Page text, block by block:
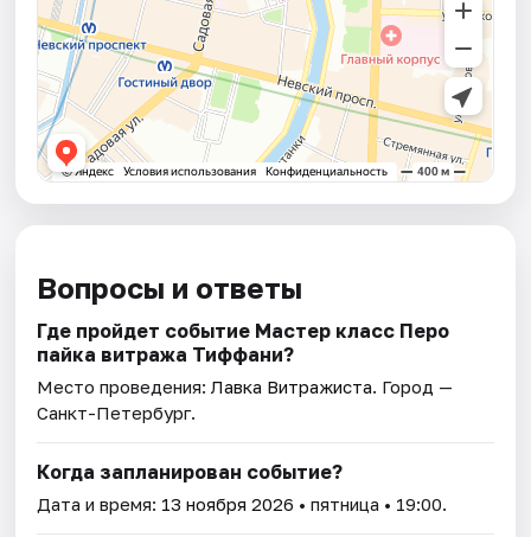
Вопросы и ответы
Где пройдет событие Мастер класс Перо
пайка витража Тиффани?
Место проведения:Лавка Витражиста. Город —
Санкт-Петербург.
Когда запланирован событие?
Дата и время: 13 ноября 2026 • пятница • 19:00.